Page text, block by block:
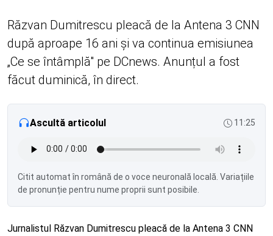
Răzvan Dumitrescu pleacă de la Antena 3 CNN
după aproape 16 ani și va continua emisiunea
„Ce se întâmplă" pe DCnews. Anunțul a fost
făcut duminică, în direct.
Ascultă articolul 11:25
Citit automat în română de o voce neuronală locală. Variațiile
de pronunție pentru nume proprii sunt posibile.
Jurnalistul Răzvan Dumitrescu pleacă de la Antena 3 CNN